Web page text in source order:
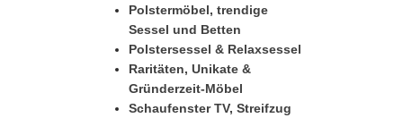
Polstermöbel, trendige
Sessel und Betten
Polstersessel & Relaxsessel
Raritäten, Unikate &
Gründerzeit-Möbel
Schaufenster TV, Streifzug